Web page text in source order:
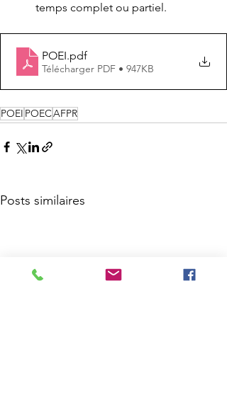
temps complet ou partiel.
POEI.pdf
Télécharger PDF • 947KB
POEI POECAFPR
Posts similaires